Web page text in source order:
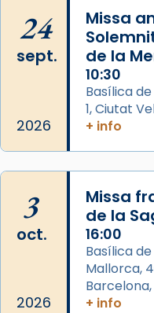
Jaume, fill de
seu germà Joan i
acompanyava
Segons el llibre
apòstol màrtir,
Herodes Agripa
Espanya.
El seu sepulcre a
View on Facebook ·
24
sept.
2026
Missa
de la
10:30
Basílica
1, Ciutat
+ info
3
oct.
2026
Missa
de la
16:00
Basílica
Mallorca,
+ info